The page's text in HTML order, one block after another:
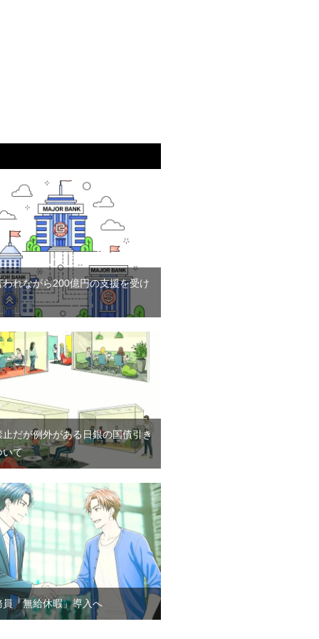
われながら200億円の支援を受け
止だが例外がある日銀の国債引き
いて
員「無給休暇」導入へ